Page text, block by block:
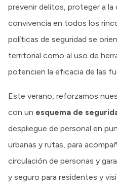
prevenir delitos, proteger a la
convivencia en todos los
políticas de seguridad se
territorial como al uso de
potencien la eficacia de las
Este verano, reforzamos
con un esquema de
despliegue de personal en
urbanas y rutas, para
circulación de personas y
y seguro para residentes y